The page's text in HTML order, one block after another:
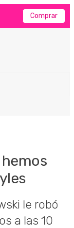
Comprar
hemos
le robó
a las 10